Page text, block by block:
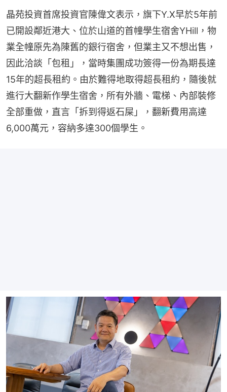
晶苑投資首席投資官陳偉文表示，旗下Y.X早於5年前
已開設鄰近港大、位於山道的首幢學生宿舍YHill，物
業全幢原先為陳舊的銀行宿舍，但業主又不想出售，
因此洽談「包租」，當時集團成功簽得一份為期長達
15年的超長租約。由於難得地取得超長租約，隨後就
進行大翻新作學生宿舍，所有外牆、電梯、內部裝修
全部重做，直言「拆到得返石屎」，翻新費用高達
6,000萬元，容納多達300個學生。